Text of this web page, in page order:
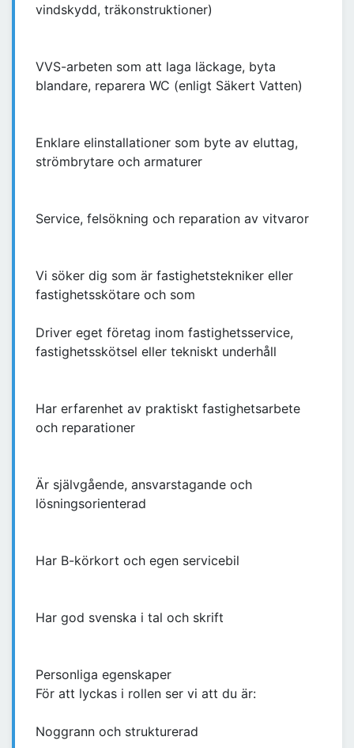
vindskydd, träkonstruktioner)
VVS-arbeten som att laga läckage, byta
blandare, reparera WC (enligt Säkert Vatten)
Enklare elinstallationer som byte av eluttag,
strömbrytare och armaturer
Service, felsökning och reparation av vitvaror
Vi söker dig som är fastighetstekniker eller
fastighetsskötare och som
Driver eget företag inom fastighetsservice,
fastighetsskötsel eller tekniskt underhåll
Har erfarenhet av praktiskt fastighetsarbete
och reparationer
Är självgående, ansvarstagande och
lösningsorienterad
Har B-körkort och egen servicebil
Har god svenska i tal och skrift
Personliga egenskaper
För att lyckas i rollen ser vi att du är:
Noggrann och strukturerad